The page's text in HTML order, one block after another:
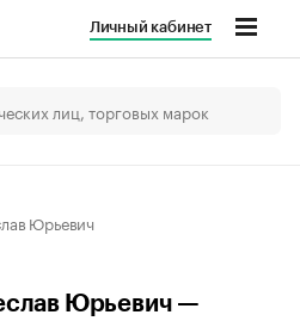
Личный кабинет
Юрьевич
Юрьевич —